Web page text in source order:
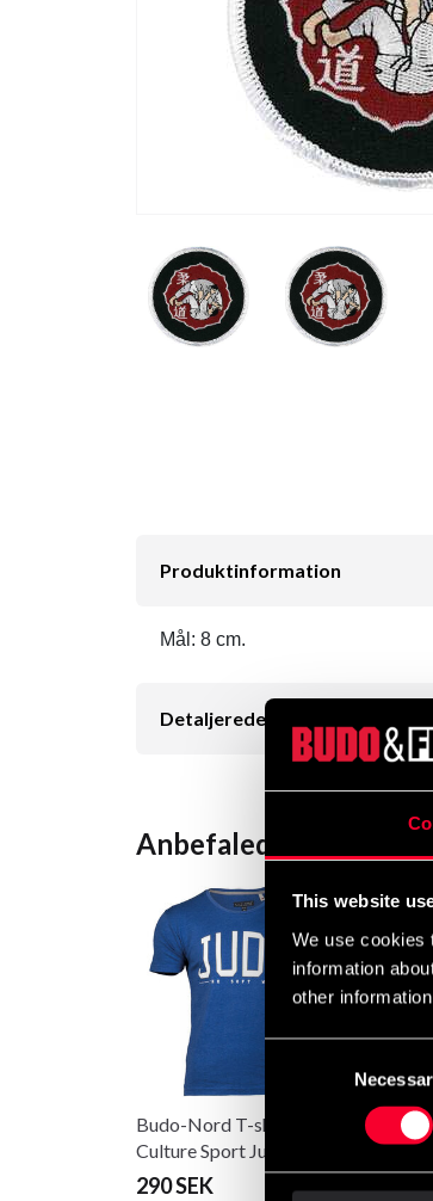
This website
We use cookies
information
other
Produktinformation
Mål: 8 cm.
Detaljerede oplysninger
Anbefalede produkter
Budo-Nord T-shirt
Culture Sport Judo blå
290 SEK
Budo-
Culture
290